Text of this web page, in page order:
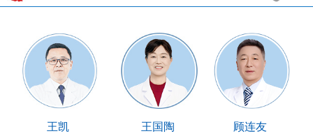
王凯
王国陶
顾连友